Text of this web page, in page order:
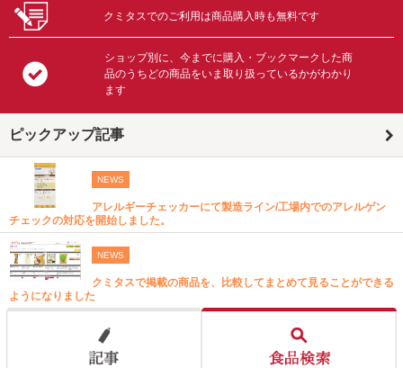
クミタスでのご利用は商品購入時も無料です
ショップ別に、今までに購入・ブックマークした商
品のうちどの商品をいま取り扱っているかがわかり
ます
ピックアップ記事
NEWS
アレルギーチェッカーにて製造ライン/工場内でのアレルゲン
チェックの対応を開始しました。
NEWS
クミタスで掲載の商品を、比較してまとめて見ることができる
ようになりました